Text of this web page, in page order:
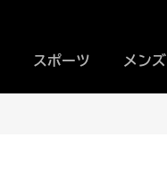
スポーツ メンズ